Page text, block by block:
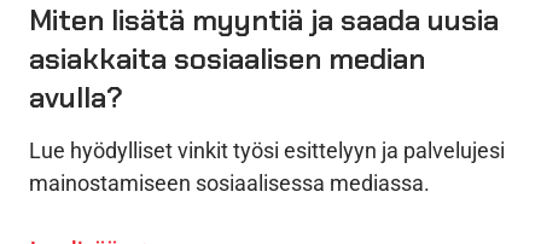
Miten lisätä myyntiä ja saada uusia
asiakkaita sosiaalisen median
avulla?
Lue hyödylliset vinkit työsi esittelyyn ja palvelujesi
mainostamiseen sosiaalisessa mediassa.